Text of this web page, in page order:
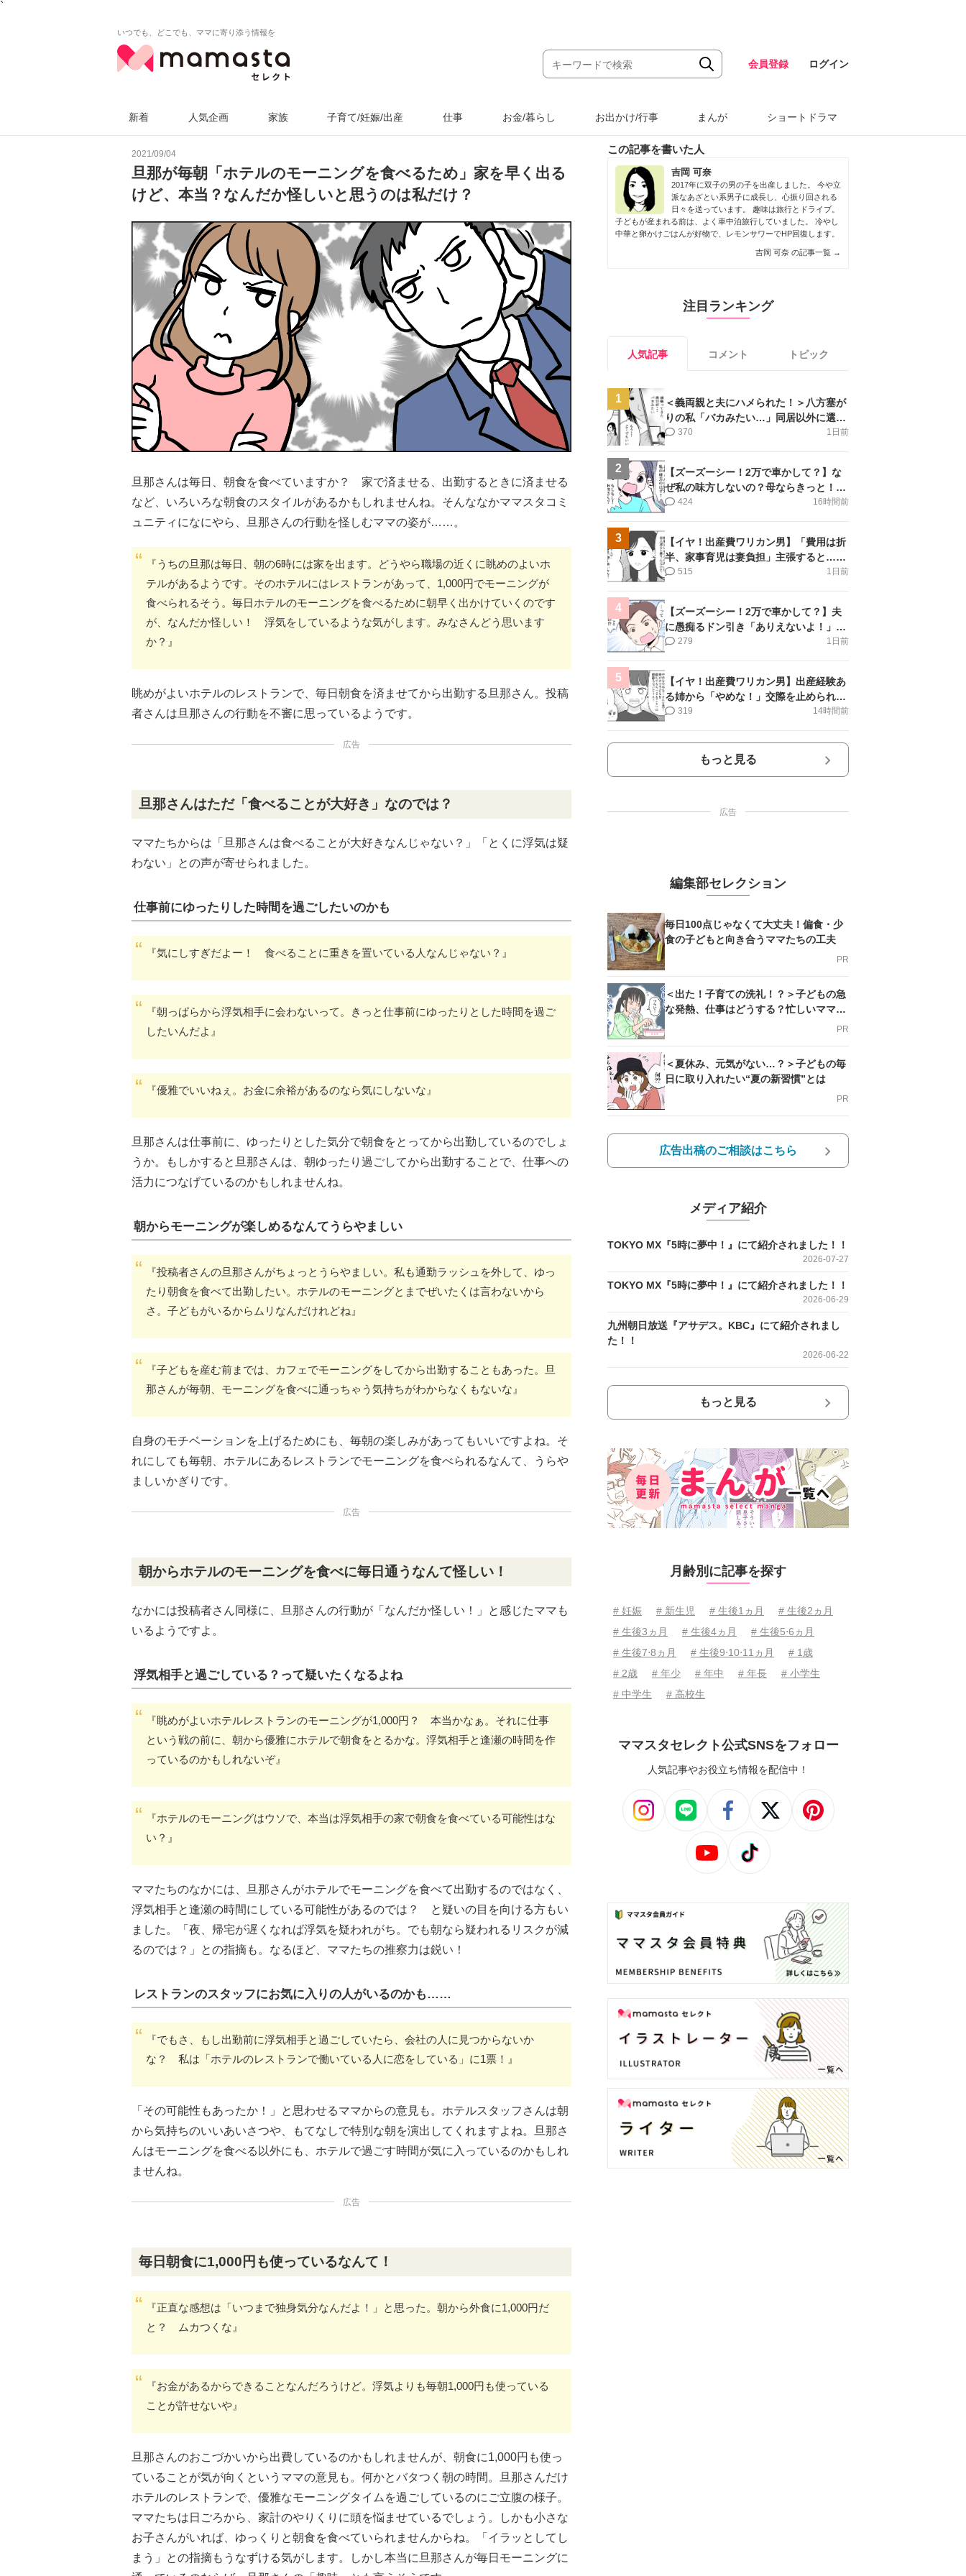
`
いつでも、どこでも、ママに寄り添う情報を
会員登録 ログイン
新着 人気企画 家族 子育て/妊娠/出産 仕事 お金/暮らし お出かけ/行事 まんが ショートドラマ
2021/09/04
旦那が毎朝「ホテルのモーニングを食べるため」家を早く出る
けど、本当？なんだか怪しいと思うのは私だけ？
旦那さんは毎日、朝食を食べていますか？ 家で済ませる、出勤するときに済ませる
など、いろいろな朝食のスタイルがあるかもしれませんね。そんななかママスタコミ
ュニティになにやら、旦那さんの行動を怪しむママの姿が……。
『うちの旦那は毎日、朝の6時には家を出ます。どうやら職場の近くに眺めのよいホ
テルがあるようです。そのホテルにはレストランがあって、1,000円でモーニングが
食べられるそう。毎日ホテルのモーニングを食べるために朝早く出かけていくのです
が、なんだか怪しい！ 浮気をしているような気がします。みなさんどう思います
か？』
眺めがよいホテルのレストランで、毎日朝食を済ませてから出勤する旦那さん。投稿
者さんは旦那さんの行動を不審に思っているようです。
広告
旦那さんはただ「食べることが大好き」なのでは？
ママたちからは「旦那さんは食べることが大好きなんじゃない？」「とくに浮気は疑
わない」との声が寄せられました。
仕事前にゆったりした時間を過ごしたいのかも
『気にしすぎだよー！ 食べることに重きを置いている人なんじゃない？』
『朝っぱらから浮気相手に会わないって。きっと仕事前にゆったりとした時間を過ご
したいんだよ』
『優雅でいいねぇ。お金に余裕があるのなら気にしないな』
旦那さんは仕事前に、ゆったりとした気分で朝食をとってから出勤しているのでしょ
うか。もしかすると旦那さんは、朝ゆったり過ごしてから出勤することで、仕事への
活力につなげているのかもしれませんね。
朝からモーニングが楽しめるなんてうらやましい
『投稿者さんの旦那さんがちょっとうらやましい。私も通勤ラッシュを外して、ゆっ
たり朝食を食べて出勤したい。ホテルのモーニングとまでぜいたくは言わないから
さ。子どもがいるからムリなんだけれどね』
『子どもを産む前までは、カフェでモーニングをしてから出勤することもあった。旦
那さんが毎朝、モーニングを食べに通っちゃう気持ちがわからなくもないな』
自身のモチベーションを上げるためにも、毎朝の楽しみがあってもいいですよね。そ
れにしても毎朝、ホテルにあるレストランでモーニングを食べられるなんて、うらや
ましいかぎりです。
広告
朝からホテルのモーニングを食べに毎日通うなんて怪しい！
なかには投稿者さん同様に、旦那さんの行動が「なんだか怪しい！」と感じたママも
いるようですよ。
浮気相手と過ごしている？って疑いたくなるよね
『眺めがよいホテルレストランのモーニングが1,000円？ 本当かなぁ。それに仕事
という戦の前に、朝から優雅にホテルで朝食をとるかな。浮気相手と逢瀬の時間を作
っているのかもしれないぞ』
『ホテルのモーニングはウソで、本当は浮気相手の家で朝食を食べている可能性はな
い？』
ママたちのなかには、旦那さんがホテルでモーニングを食べて出勤するのではなく、
浮気相手と逢瀬の時間にしている可能性があるのでは？ と疑いの目を向ける方もい
ました。「夜、帰宅が遅くなれば浮気を疑われがち。でも朝なら疑われるリスクが減
るのでは？」との指摘も。なるほど、ママたちの推察力は鋭い！
レストランのスタッフにお気に入りの人がいるのかも……
『でもさ、もし出勤前に浮気相手と過ごしていたら、会社の人に見つからないか
な？ 私は「ホテルのレストランで働いている人に恋をしている」に1票！』
「その可能性もあったか！」と思わせるママからの意見も。ホテルスタッフさんは朝
から気持ちのいいあいさつや、もてなしで特別な朝を演出してくれますよね。旦那さ
んはモーニングを食べる以外にも、ホテルで過ごす時間が気に入っているのかもしれ
ませんね。
広告
毎日朝食に1,000円も使っているなんて！
『正直な感想は「いつまで独身気分なんだよ！」と思った。朝から外食に1,000円だ
と？ ムカつくな』
『お金があるからできることなんだろうけど。浮気よりも毎朝1,000円も使っている
ことが許せないや』
旦那さんのおこづかいから出費しているのかもしれませんが、朝食に1,000円も使っ
ていることが気が向くというママの意見も。何かとバタつく朝の時間。旦那さんだけ
ホテルのレストランで、優雅なモーニングタイムを過ごしているのにご立腹の様子。
ママたちは日ごろから、家計のやりくりに頭を悩ませているでしょう。しかも小さな
お子さんがいれば、ゆっくりと朝食を食べていられませんからね。「イラッとしてし
まう」との指摘もうなずける気がします。しかし本当に旦那さんが毎日モーニングに
この記事を書いた人
吉岡 可奈
2017年に双子の男の子を出産しました。 今や立
派なあざとい系男子に成長し、心振り回される
日々を送っています。 趣味は旅行とドライブ。
子どもが産まれる前は、よく車中泊旅行していました。 冷やし
中華と卵かけごはんが好物で、レモンサワーでHP回復します。
吉岡 可奈 の記事一覧 →
注目ランキング
人気記事 コメント トピック
1
＜義両親と夫にハメられた！＞八方塞が
りの私「バカみたい…」同居以外に選択
肢がない【第5話まんが】
1日前
370
2
【ズーズーシー！2万で車かして？】な
ぜ私の味方しないの？母ならきっと！＜
第17話＞#4コマ母道場
16時間前
424
3
【イヤ！出産費ワリカン男】「費用は折
半、家事育児は妻負担」主張すると…＜
第11話＞#4コマ母道場
1日前
515
4
【ズーズーシー！2万で車かして？】夫
に愚痴るドン引き「ありえないよ！」＜
第16話＞#4コマ母道場
1日前
279
5
【イヤ！出産費ワリカン男】出産経験あ
る姉から「やめな！」交際を止められ＜
第12話＞#4コマ母道場
14時間前
319
もっと見る
広告
編集部セレクション
毎日100点じゃなくて大丈夫！偏食・少
食の子どもと向き合うママたちの工夫
PR
＜出た！子育ての洗礼！？＞子どもの急
な発熱、仕事はどうする？忙しいママを
PR
＜夏休み、元気がない…？＞子どもの毎
日に取り入れたい“夏の新習慣”とは
PR
広告出稿のご相談はこちら
メディア紹介
TOKYO MX『5時に夢中！』にて紹介されました！！
2026-07-27
TOKYO MX『5時に夢中！』にて紹介されました！！
2026-06-29
九州朝日放送『アサデス。KBC』にて紹介されまし
た！！
2026-06-22
もっと見る
月齢別に記事を探す
# 妊娠 # 新生児 # 生後1ヵ月
# 生後2ヵ月
# 生後3ヵ月
# 生後4ヵ月
# 生後5⋅6ヵ月
# 生後7⋅8ヵ月
# 生後9⋅10⋅11ヵ月
# 1歳
# 2歳
# 年少 # 年中 # 年長
# 小学生
# 中学生
# 高校生
ママスタセレクト公式SNSをフォロー
人気記事やお役立ち情報を配信中！